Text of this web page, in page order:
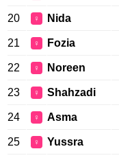
20 ♀ Nida
21 ♀ Fozia
22 ♀ Noreen
23 ♀ Shahzadi
24 ♀ Asma
25 ♀ Yussra